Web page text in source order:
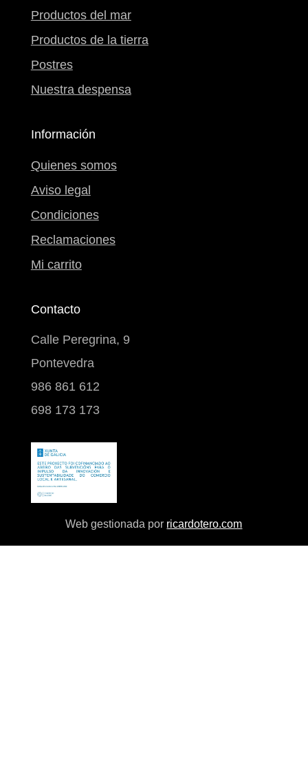
Productos del mar
Productos de la tierra
Postres
Nuestra despensa
Información
Quienes somos
Aviso legal
Condiciones
Reclamaciones
Mi carrito
Contacto
Calle Peregrina, 9
Pontevedra
986 861 612
698 173 173
Web gestionada por ricardotero.com